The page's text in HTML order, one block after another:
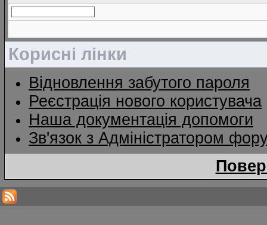
Корисні лінки
Відновлення забутого пароля
Реєстрація нового користувача
Наша документація допомоги
Зв'язок з Адміністратором